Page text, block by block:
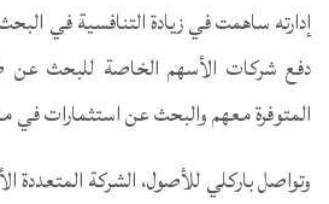
إدارته ساهمت في زيادة التنافسية في
دفع شركات الأسهم الخاصة للبحث عن
المتوفرة معهم والبحث عن استثمارات في
وتواصل باركلي للأصول، الشركة المتعددة